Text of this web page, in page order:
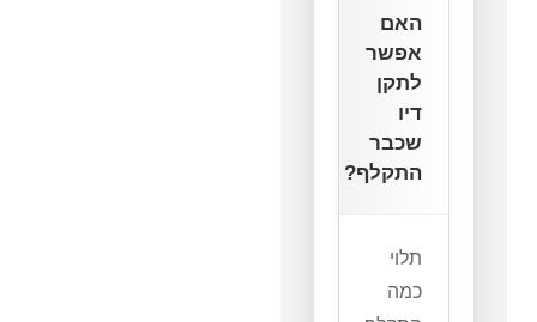
האם
אפשר
לתקן
דיו
שכבר
התקלף?
תלוי
כמה